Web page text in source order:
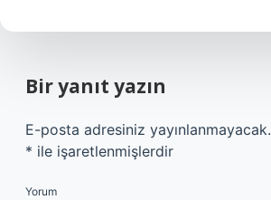
Bir yanıt yazın
E-posta adresiniz yayınlanmayacak.
* ile işaretlenmişlerdir
Yorum